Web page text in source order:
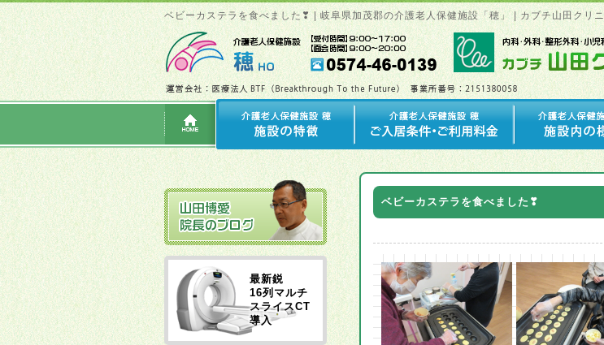
ベビーカステラを食べました❣ | 岐阜県加茂郡の介護老人保健施設「穂」 | カブチ山田クリ
ベビーカステラを食べました❣
最新鋭
16列マルチ
スライスCT
導入